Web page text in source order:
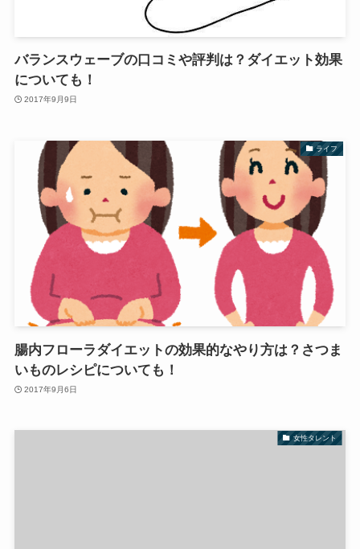
バランスウェーブの口コミや評判は？ダイエット効果
についても！
2017年9月9日
ライフ
腸内フローラダイエットの効果的なやり方は？さつま
いものレシピについても！
2017年9月6日
女性タレント